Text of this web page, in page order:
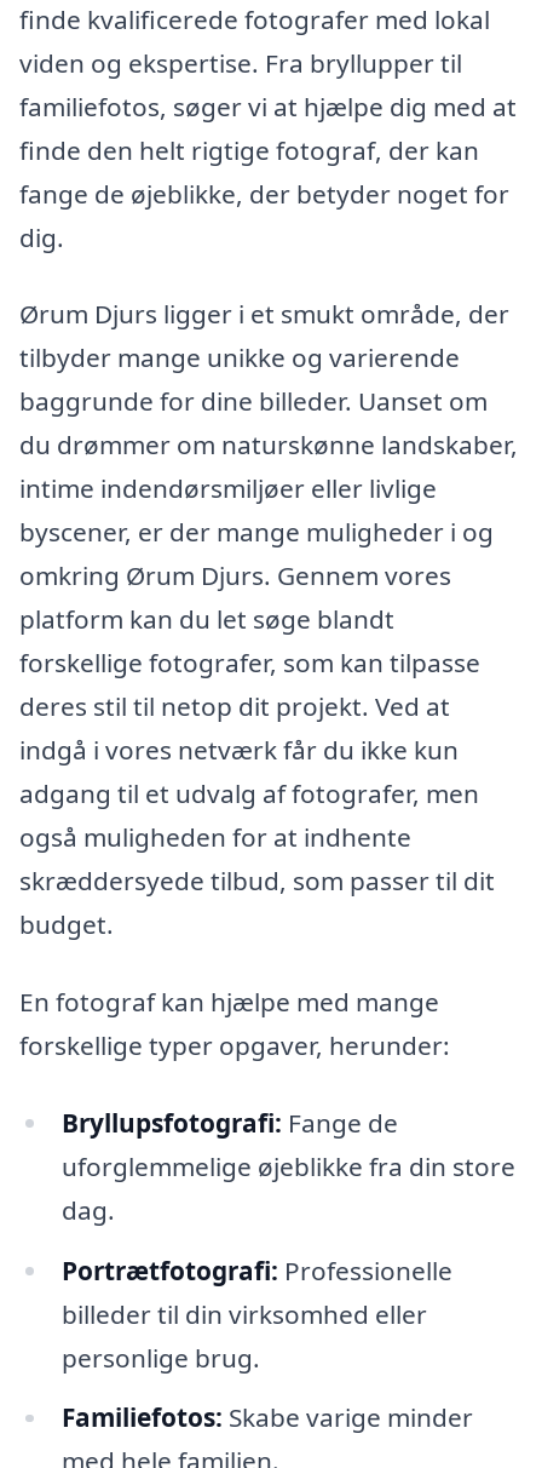
finde kvalificerede fotografer med lokal
viden og ekspertise. Fra bryllupper til
familiefotos, søger vi at hjælpe dig med at
finde den helt rigtige fotograf, der kan
fange de øjeblikke, der betyder noget for
dig.
Ørum Djurs ligger i et smukt område, der
tilbyder mange unikke og varierende
baggrunde for dine billeder. Uanset om
du drømmer om naturskønne landskaber,
intime indendørsmiljøer eller livlige
byscener, er der mange muligheder i og
omkring Ørum Djurs. Gennem vores
platform kan du let søge blandt
forskellige fotografer, som kan tilpasse
deres stil til netop dit projekt. Ved at
indgå i vores netværk får du ikke kun
adgang til et udvalg af fotografer, men
også muligheden for at indhente
skræddersyede tilbud, som passer til dit
budget.
En fotograf kan hjælpe med mange
forskellige typer opgaver, herunder:
Bryllupsfotografi: Fange de
uforglemmelige øjeblikke fra din store
dag.
Portrætfotografi: Professionelle
billeder til din virksomhed eller
personlige brug.
Familiefotos: Skabe varige minder